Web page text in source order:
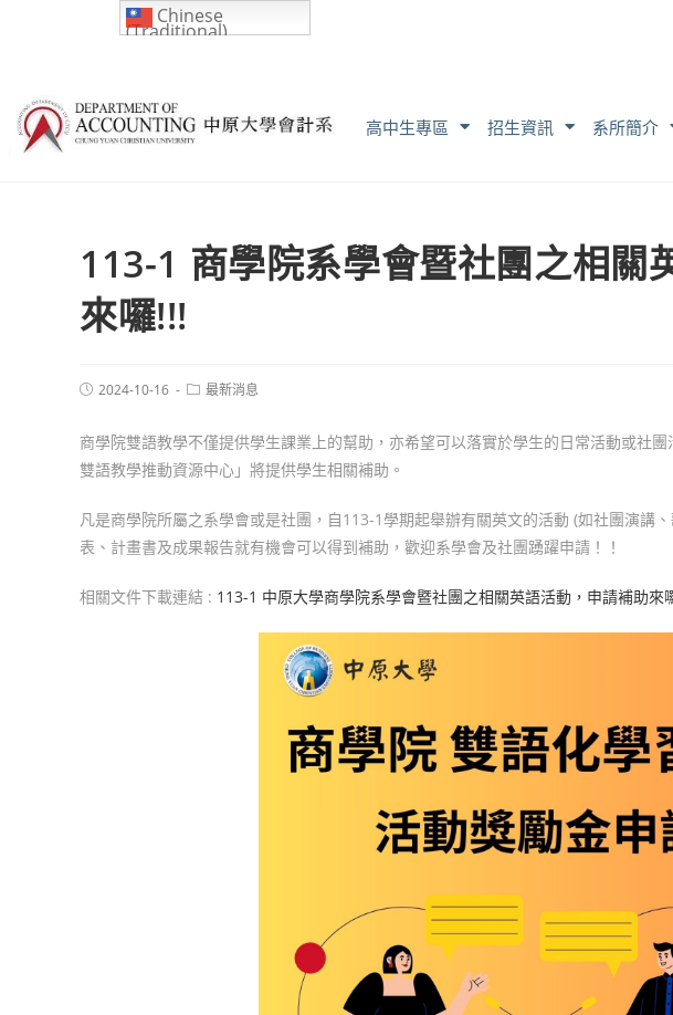
高中生專區 招生資訊 系所簡介
113-1 商學院系學會暨社團之相關
來囉!!!
2024-10-16 最新消息
商學院雙語教學不僅提供學生課業上的幫助，亦希望可以落實於學生的日常活動或社
雙語教學推動資源中心」將提供學生相關補助。
凡是商學院所屬之系學會或是社團，自113-1學期起舉辦有關英文的活動 (如社團演講
表、計畫書及成果報告就有機會可以得到補助，歡迎系學會及社團踴躍申請！！
相關文件下載連結 : 113-1 中原大學商學院系學會暨社團之相關英語活動，申請補助
Chinese
(Traditional)